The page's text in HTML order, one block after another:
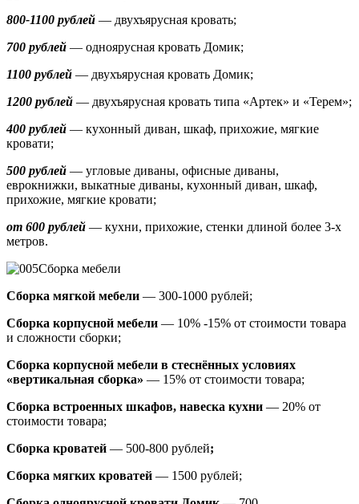
800-1100 рублей — двухъярусная кровать;
700 рублей — одноярусная кровать Домик;
1100 рублей — двухъярусная кровать Домик;
1200 рублей — двухъярусная кровать типа «Артек» и «Терем»;
400 рублей — кухонный диван, шкаф, прихожие, мягкие
кровати;
500 рублей — угловые диваны, офисные диваны,
еврокнижки, выкатные диваны, кухонный диван, шкаф,
прихожие, мягкие кровати;
от 600 рублей — кухни, прихожие, стенки длиной более 3-х
метров.
Сборка мебели
Сборка мягкой мебели — 300-1000 рублей;
Сборка корпусной мебели — 10% -15% от стоимости товара
и сложности сборки;
Сборка корпусной мебели в стеснённых условиях
«вертикальная сборка» — 15% от стоимости товара;
Сборка встроенных шкафов, навеска кухни — 20% от
стоимости товара;
Сборка кроватей — 500-800 рублей;
Сборка мягких кроватей — 1500 рублей;